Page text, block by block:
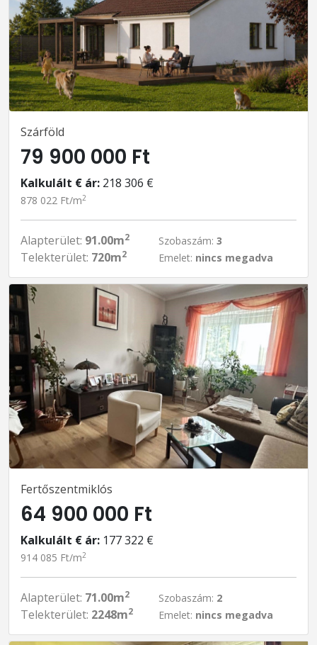
Szárföld
79 900 000 Ft
Kalkulált € ár: 218 306 €
878 022 Ft/m2
Alapterület: 91.00m2
Telekterület: 720m2
Szobaszám: 3
Emelet: nincs megadva
Fertőszentmiklós
64 900 000 Ft
Kalkulált € ár: 177 322 €
914 085 Ft/m2
Alapterület: 71.00m2
Telekterület: 2248m2
Szobaszám: 2
Emelet: nincs megadva